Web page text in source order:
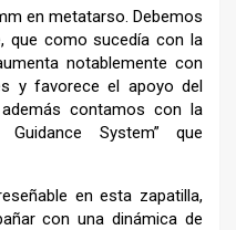
en metatarso. Debemos
que como sucedía con la
notablemente con
y favorece el apoyo del
contamos con la
Guidance System” que
en esta zapatilla,
con una dinámica de